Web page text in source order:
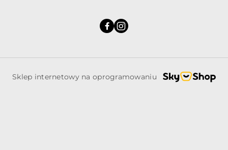
Sklep internetowy na oprogramowaniu